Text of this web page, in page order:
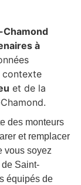
Chamond
à
contexte
et de la
des monteurs
et remplacer
vous soyez
Saint-
équipés de